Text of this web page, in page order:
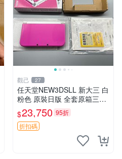
觀己 27
任天堂NEW3DSLL 新大三 白
粉色 原裝日版 全套原箱三碼
合一 輸入未改機 原廠觸控筆
齊備 任天堂 NEW3DSLL 3D
掌機 日系原裝 全套附屬物
$23,750 95折
折扣碼